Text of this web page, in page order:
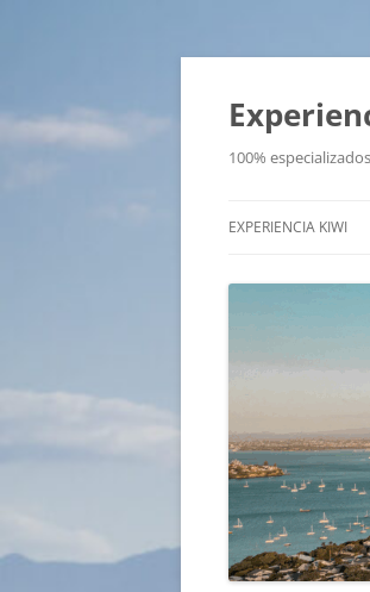
Saltar
100%
EXPERIENCIA KIWI